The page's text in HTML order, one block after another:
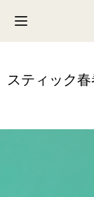
Toggle navigation
スティック春